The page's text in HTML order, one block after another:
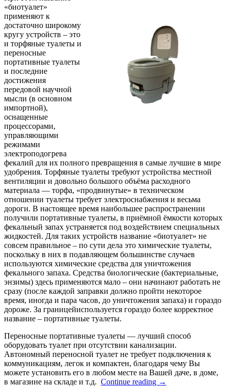
«биотуалет»
применяют к
достаточно широкому
кругу устройств – это
и торфяные туалеты и
переносные
портативные туалеты
и последние
достижения
передовой научной
мысли (в основном
импортной),
оснащенные
процессорами,
управляющими
режимами
электроподогрева
фекалий для их полного превращения в самые лучшие в мире
удобрения. Торфяные туалеты требуют устройства местной
вентиляции и довольно большого объёма расходного
материала — торфа, «продвинутые» в техническом
отношении туалеты требует электроснабжения и весьма
дороги. В настоящее время наибольшее распространении
получили портативные туалеты, в приёмной ёмкости которых
фекальный запах устраняется под воздействием специальных
жидкостей. Для таких устройств название «биотуалет» не
совсем правильное – по сути дела это химические туалеты,
поскольку в них в подавляющем большинстве случаев
используются химические средства для уничтожения
фекального запаха. Средства биологические (бактериальные,
энзимы) здесь применяются мало – они начинают работать не
сразу (после каждой заправки должно пройти некоторое
время, иногда и пара часов, до уничтожения запаха) и гораздо
дороже. За границейиспользуется гораздо более корректное
название – портативные туалеты.
Переносные портативные туалеты — лучший способ
оборудовать туалет при отсутствии канализации.
Автономный переносной туалет не требует подключения к
коммуникациям, легок и компактен, благодаря чему Вы
можете установить его в любом месте на Вашей даче, в доме,
в магазине на складе и т.д. Continue reading →